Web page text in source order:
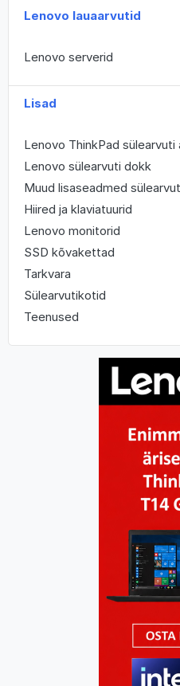
Lenovo lauaarvutid
Lenovo serverid
Lisad
Lenovo ThinkPad sülearvuti
Lenovo sülearvuti dokk
Muud lisaseadmed
Hiired ja klaviatuurid
Lenovo monitorid
SSD kõvakettad
Tarkvara
Sülearvutikotid
Teenused